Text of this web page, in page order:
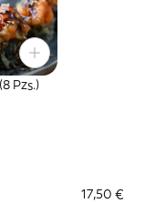
Pzs.)
17,50 €